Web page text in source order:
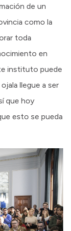
de un
como la
toda
en
instituto puede
llegue a ser
que hoy
esto se pueda